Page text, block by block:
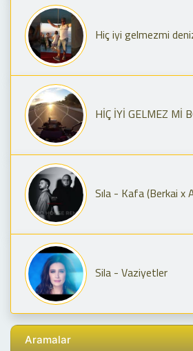
Hiç iyi gelmezmi
HİÇ İYİ GELMEZ Mİ BOĞAZ HAVASI HONDA NC
Sıla - Kafa (Berkai x
Sila - Vaziyetler
Aramalar